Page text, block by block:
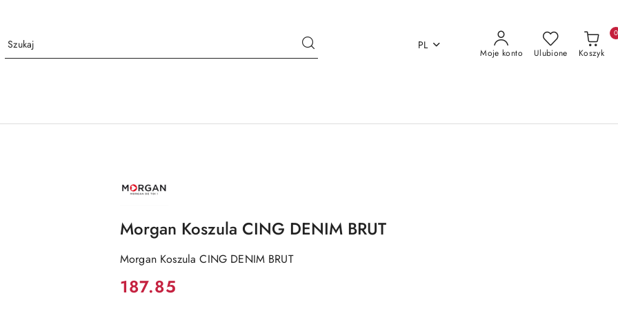
PL
Moje konto Ulubione Koszyk
0
PRODUCENTA:
MORGAN
Morgan Koszula CING DENIM BRUT
Morgan Koszula CING DENIM BRUT
Cena:
187.85